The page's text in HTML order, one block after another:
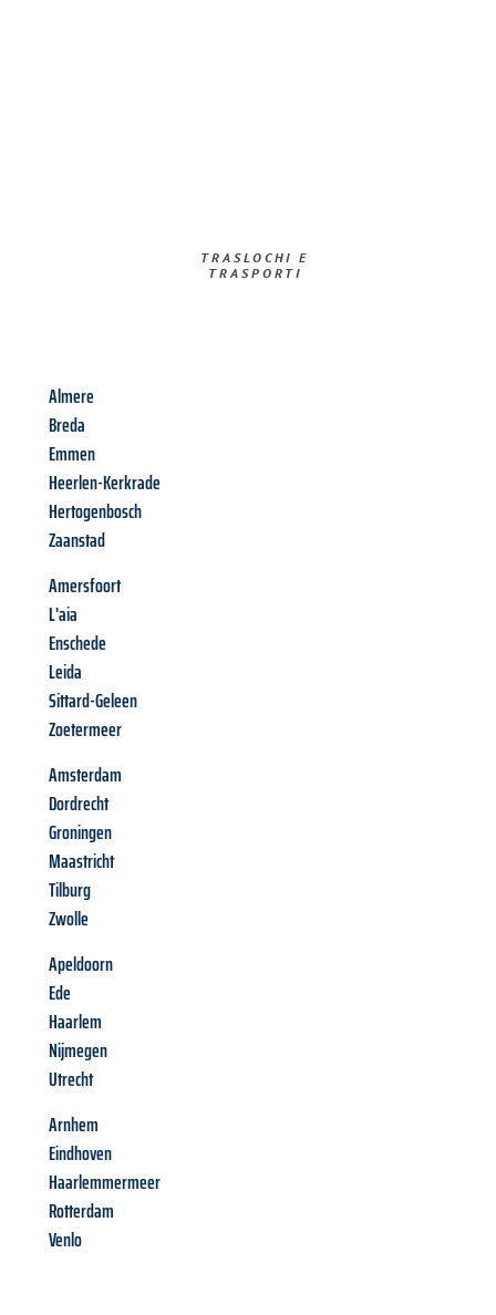
TRASLOCHI E
TRASPORTI​
Almere
Breda
Emmen
Heerlen-Kerkrade
Hertogenbosch
Zaanstad
Amersfoort
L'aia
Enschede
Leida
Sittard-Geleen
Zoetermeer
Amsterdam
Dordrecht
Groningen
Maastricht
Tilburg
Zwolle
Apeldoorn
Ede
Haarlem
Nijmegen
Utrecht
Arnhem
Eindhoven
Haarlemmermeer
Rotterdam
Venlo